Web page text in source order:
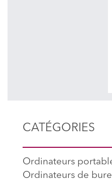
CATÉGORIES
Ordinateurs
Ordinateurs de